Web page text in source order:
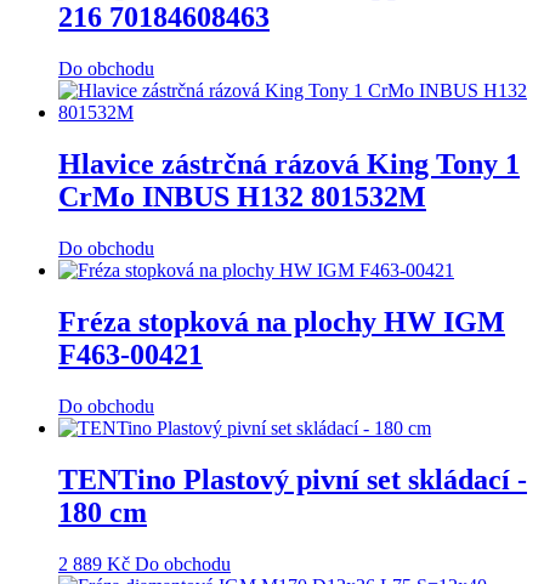
216 70184608463
Do obchodu
Hlavice zástrčná rázová King Tony 1
CrMo INBUS H132 801532M
Do obchodu
Fréza stopková na plochy HW IGM
F463-00421
Do obchodu
TENTino Plastový pivní set skládací -
180 cm
2 889 Kč Do obchodu